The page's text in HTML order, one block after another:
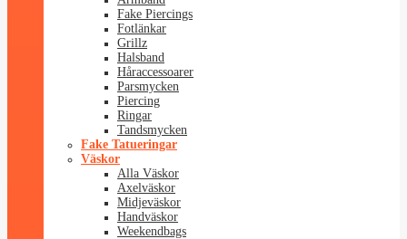
Fake Piercings
Fotlänkar
Grillz
Halsband
Håraccessoarer
Parsmycken
Piercing
Ringar
Tandsmycken
Fake Tatueringar
Väskor
Alla Väskor
Axelväskor
Midjeväskor
Handväskor
Weekendbags